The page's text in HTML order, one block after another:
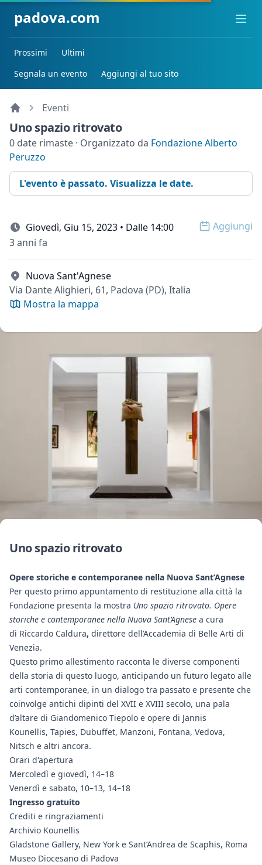
padova.com
Prossimi
Ultimi
Segnala un evento
Aggiungi al tuo sito
Eventi
Uno spazio ritrovato
0 date rimaste · Organizzato da Fondazione Alberto
Peruzzo
L'evento è passato. Visualizza le date.
Giovedì, Giu 15, 2023 • Dalle 14:00 Open
Aggiungi
3 anni fa
Nuova Sant'Agnese
Via Dante Alighieri, 61, Padova (PD), Italia
Mostra la mappa
Uno spazio ritrovato
Opere storiche e contemporanee nella Nuova Sant’Agnese
Per questo primo appuntamento di restituzione alla città la
Fondazione presenta la mostra Uno spazio ritrovato. Opere
storiche e contemporanee nella Nuova Sant’Agnese a cura
di Riccardo Caldura, direttore dell’Accademia di Belle Arti di
Venezia.
Questo primo allestimento racconta le diverse componenti
della storia di questo luogo, anticipando un futuro legato alle
arti contemporanee, in un dialogo tra passato e presente che
coinvolge antichi dipinti del XVII e XVIII secolo, una pala
d’altare di Giandomenico Tiepolo e opere di Jannis
Kounellis, Tapies, Dubuffet, Manzoni, Fontana, Vedova,
Nitsch e altri ancora.
Orari d'apertura
Mercoledì e giovedì, 14–18
Venerdì e sabato, 10–13, 14–18
Ingresso gratuito
Crediti e ringraziamenti
Archivio Kounellis
Gladstone Gallery, New York e Sant’Andrea de Scaphis, Roma
Museo Diocesano di Padova